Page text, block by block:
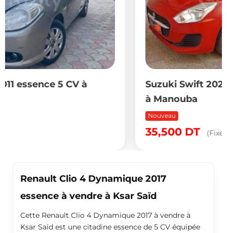
Suzuki Swift 2022 essence 4 CV à vendre
Renault Clio 4 Dynamique 2017
essence à vendre à Ksar Saïd
Cette Renault Clio 4 Dynamique 2017 à vendre à
Ksar Saïd est une citadine essence de 5 CV équipée